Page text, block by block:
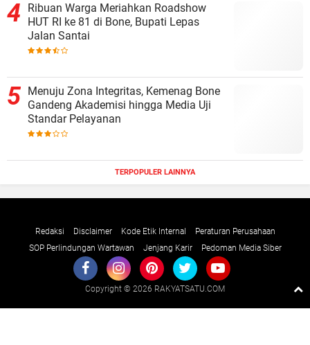
Ribuan Warga Meriahkan Roadshow
HUT RI ke 81 di Bone, Bupati Lepas
Jalan Santai
Menuju Zona Integritas, Kemenag Bone
Gandeng Akademisi hingga Media Uji
Standar Pelayanan
TERPOPULER LAINNYA
Redaksi Disclaimer Kode Etik Internal
Peraturan Perusahaan
SOP Perlindungan Wartawan
Jenjang Karir Pedoman Media Siber
Copyright © 2026 RAKYATSATU.COM
Raushan